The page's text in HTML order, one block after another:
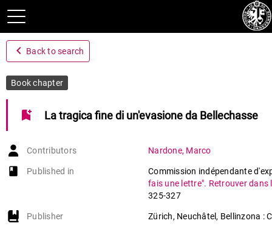
navigate_before Back to search
Book chapter
bookmark_add La tragica fine di un'evasione da Bellechasse
Contributors Nardone, Marco
book-open
Published in
Commission indépendante
fais une lettre". Retrouver dans
325-327
Publisher Zürich, Neuchâtel, Bellinzona :